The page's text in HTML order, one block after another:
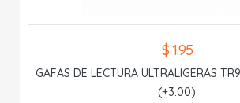
$ 1.95
GAFAS DE LECTURA ULTRALIGERAS
(+3.00)